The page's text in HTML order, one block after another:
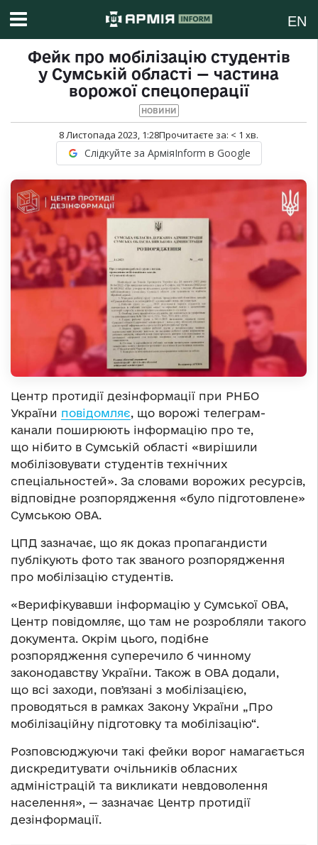
EN
Фейк про мобілізацію студентів
у Сумській області — частина
ворожої спецоперації
НОВИНИ
8 Листопада 2023, 1:28Прочитаєте за: < 1 хв.
Слідкуйте за АрміяInform в Google
Центр протидії дезінформації при РНБО
України повідомляє, що ворожі телеграм-
канали поширюють інформацію про те,
що нібито в Сумській області «вирішили
мобілізовувати студентів технічних
спеціальностей». За словами ворожих ресурсів,
відповідне розпорядження «було підготовлене»
Сумською ОВА.
ЦПД зазначає, що як доказ пропагандисти
публікують фото так званого розпорядження
про мобілізацію студентів.
«Верифікувавши інформацію у Сумської ОВА,
Центр повідомляє, що там не розробляли такого
документа. Окрім цього, подібне
розпорядження суперечило б чинному
законодавству України. Також в ОВА додали,
що всі заходи, повʼязані з мобілізацією,
проводяться в рамках Закону України „Про
мобілізаційну підготовку та мобілізацію“.
Розповсюджуючи такі фейки ворог намагається
дискредитувати очільників обласних
адміністрацій та викликати невдоволення
населення», — зазначає Центр протидії
дезінформації.